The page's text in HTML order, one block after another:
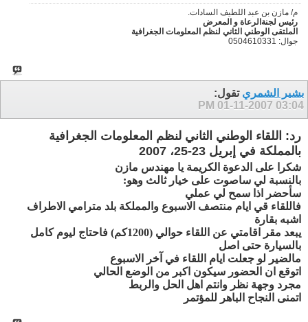
م/ مازن بن عبد اللطيف السادات.
رئيس لجنةالرعاة و المعرض
الملتقى الوطني الثاني لنظم المعلومات الجغرافية
جوال: 0504610331
بشير الشمري تقول:
01-11-2007 03:04 PM
رد: اللقاء الوطني الثاني لنظم المعلومات الجغرافية
بالمملكة في إبريل 23-25، 2007
شكرا على الدعوة الكريمة يا مهندس مازن
بالنسبة لي ساصوت على خيار ثالث وهو:
سأحضر اذا سمح لي عملي
فاللقاء قي ايام منتصف الاسبوع والمملكة بلد مترامي الاطراف
اشبه بقارة
يبعد مقر اقامتي عن اللقاء حوالي (1200كم) فاحتاج ليوم كامل
بالسيارة حتى اصل
مالضير لو جعلت ايام اللقاء في آخر الاسبوع
اتوقع ان الحضور سيكون اكبر من الوضع الحالي
مجرد وجهة نظر وانتم اهل الحل والربط
اتمنى النجاح الباهر للمؤتمر